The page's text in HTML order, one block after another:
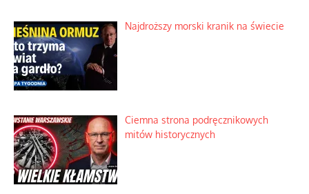
Najdroższy morski kranik na świecie
Ciemna strona podręcznikowych
mitów historycznych